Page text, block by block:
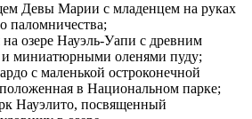
Девы Марии с младенцем на руках
паломничества;
озере Науэль-Уапи с древним
миниатюрными оленями пуду;
с маленькой остроконечной
в Национальном парке;
Науэлито, посвященный